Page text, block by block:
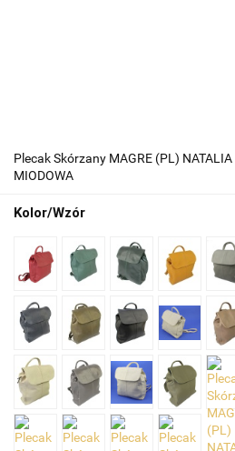
Plecak Skórzany MAGRE (PL)
MIODOWA
Kolor/Wzór